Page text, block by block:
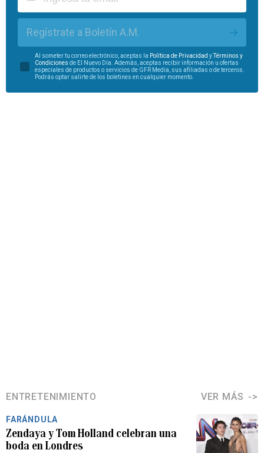
Regístrate a Boletín A.M.
Al someter tu correo electrónico, aceptas la Política de Privacidad yTérminos y
Condiciones de El Nuevo Día. Además, aceptas recibir información u ofertas
especiales de productos o servicios de GFR Media, sus afiliadas o de terceros.
Podrás optar salirte de los boletines en cualquier momento.
ENTRETENIMIENTO VER MÁS
FARÁNDULA
Zendaya y Tom Holland celebran una
boda en Londres